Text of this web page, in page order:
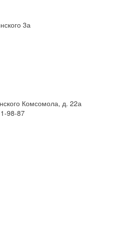
3а
Комсомола, д. 22а
98-87